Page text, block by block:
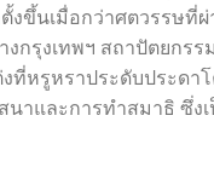
งขึ้นเมื่อกว่าศตวรรษ
กรุงเทพฯ สถาปัตยกร
หรูหราประดับประดา
นาและการทำสมาธิ ซึ่